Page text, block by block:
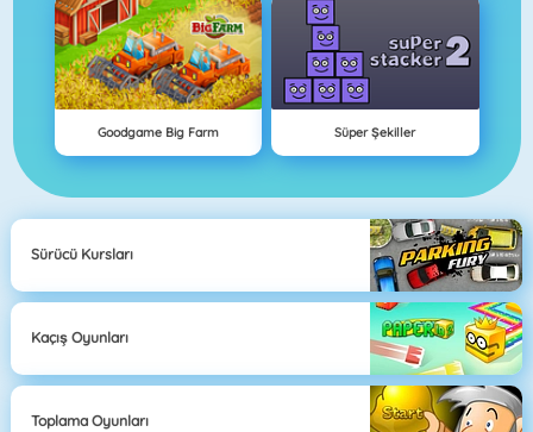
Goodgame Big Farm Süper Şekiller
Sürücü Kursları
Kaçış Oyunları
Toplama Oyunları